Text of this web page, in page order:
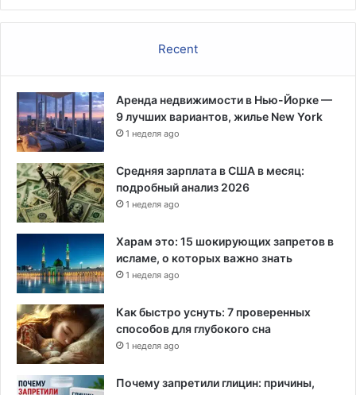
Recent
Аренда недвижимости в Нью-Йорке —
9 лучших вариантов, жилье New York
1 неделя ago
Средняя зарплата в США в месяц:
подробный анализ 2026
1 неделя ago
Харам это: 15 шокирующих запретов в
исламе, о которых важно знать
1 неделя ago
Как быстро уснуть: 7 проверенных
способов для глубокого сна
1 неделя ago
Почему запретили глицин: причины,